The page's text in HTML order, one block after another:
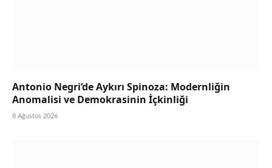
Antonio Negri’de Aykırı Spinoza: Modernliğin
Anomalisi ve Demokrasinin İçkinliği
8 Ağustos 2026